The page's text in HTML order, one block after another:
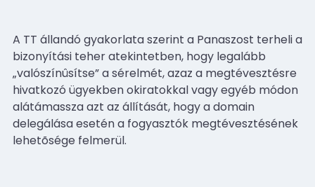
A TT állandó gyakorlata szerint a Panaszost terheli a
bizonyítási teher atekintetben, hogy legalább
„valószínûsítse” a sérelmét, azaz a megtévesztésre
hivatkozó ügyekben okiratokkal vagy egyéb módon
alátámassza azt az állítását, hogy a domain
delegálása esetén a fogyasztók megtévesztésének
lehetõsége felmerül.